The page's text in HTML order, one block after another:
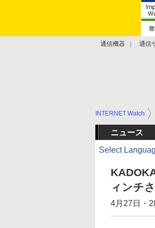
通信機器 通信
INTERNET Watch
ニュース
Select
ィンチ
4月27日・